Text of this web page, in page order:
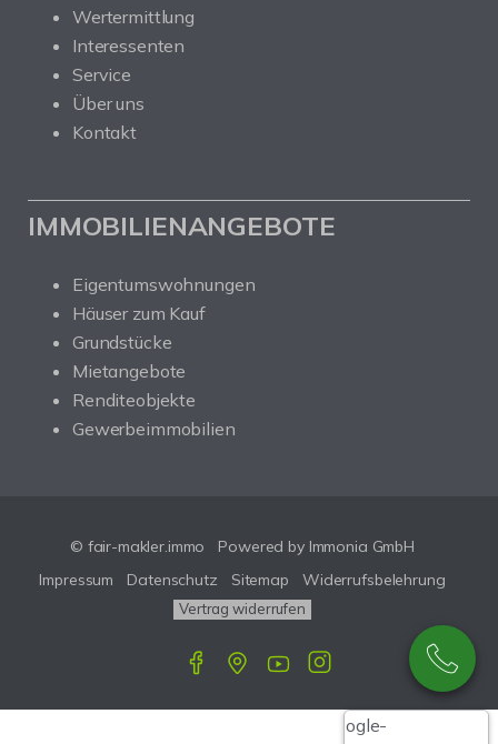
Wertermittlung
Interessenten
Service
Über uns
Kontakt
IMMOBILIENANGEBOTE
Eigentumswohnungen
Häuser zum Kauf
Grundstücke
Mietangebote
Renditeobjekte
Gewerbeimmobilien
© fair-makler.immo
Powered by Immonia GmbH
Impressum
Datenschutz Sitemap Widerrufsbelehrung
Vertrag widerrufen
Google-